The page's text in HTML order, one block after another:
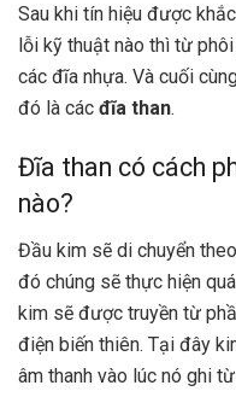
Sau khi tín hiệu được
lỗi kỹ thuật nào thì từ
các đĩa nhựa. Và cuối
đó là các đĩa than.
Đĩa than có cách
nào?
Đầu kim sẽ di chuyển
đó chúng sẽ thực hiện
kim sẽ được truyền từ
điện biến thiên. Tại đây
âm thanh vào lúc nó ghi